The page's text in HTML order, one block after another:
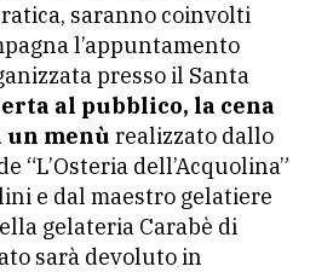
saranno coinvolti
l’appuntamento
presso il Santa
al pubblico, la cena
un menù realizzato dallo
“L’Osteria dell’Acquolina”
e dal maestro gelatiere
gelateria Carabè di
sarà devoluto in